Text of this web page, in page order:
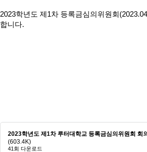
2023학년도 제1차 등록금심의위원회
합니다.
2023학년도 제1차 루터대학교 등록금심의위원회 회
(603.4K)
41회 다운로드